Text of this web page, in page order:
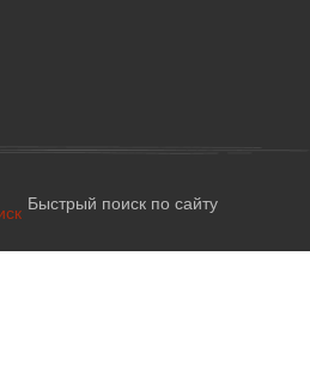
Быстрый поиск по сайту